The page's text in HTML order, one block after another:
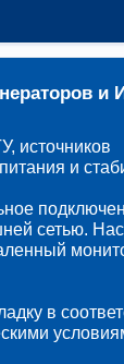
и
источников
и
сетью.
в